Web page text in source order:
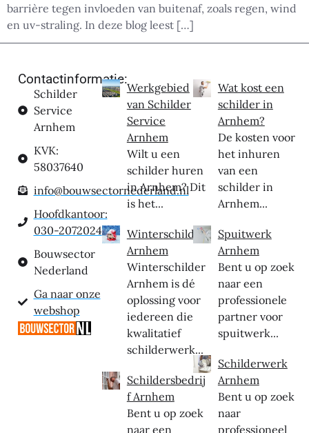
barrière tegen invloeden van buitenaf, zoals regen, wind
en uv-straling. In deze blog leest […]
Contactinformatie:
Schilder
Service
Arnhem
KVK:
58037640
info@bouwsectornederland.nl
Hoofdkantoor:
030-2072024
Bouwsector
Nederland
Ga naar onze
webshop
Werkgebied
van Schilder
Service
Arnhem
Wilt u een
schilder huren
in Arnhem? Dit
is het...
Winterschilder
Arnhem
Winterschilder
Arnhem is dé
oplossing voor
iedereen die
kwalitatief
schilderwerk...
Schildersbedrij
f Arnhem
Bent u op zoek
naar een
Wat kost een
schilder in
Arnhem?
De kosten voor
het inhuren
van een
schilder in
Arnhem...
Spuitwerk
Arnhem
Bent u op zoek
naar een
professionele
partner voor
spuitwerk...
Schilderwerk
Arnhem
Bent u op zoek
naar
professioneel